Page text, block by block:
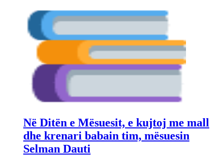
Në Ditën e Mësuesit, e kujtoj me mall
dhe krenari babain tim, mësuesin
Selman Dauti